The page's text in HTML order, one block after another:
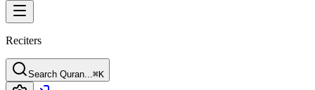
Reciters
Search Quran...⌘K